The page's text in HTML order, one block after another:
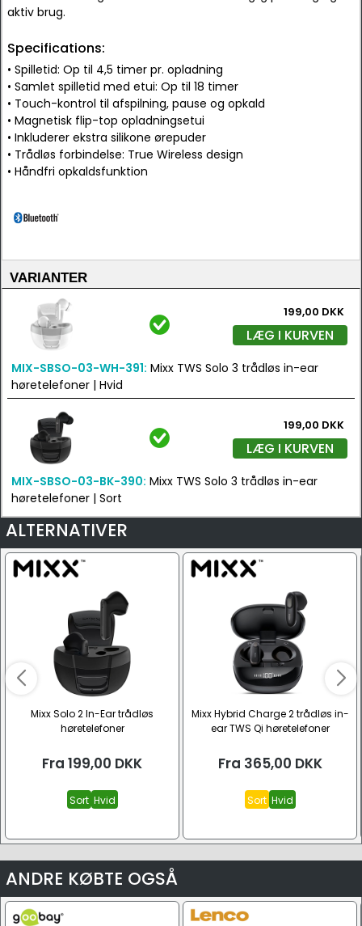
aktiv brug.
Specifications:
• Spilletid: Op til 4,5 timer pr. opladning
• Samlet spilletid med etui: Op til 18 timer
• Touch-kontrol til afspilning, pause og opkald
• Magnetisk flip-top opladningsetui
• Inkluderer ekstra silikone ørepuder
• Trådløs forbindelse: True Wireless design
• Håndfri opkaldsfunktion
VARIANTER
199,00 DKK
LÆG I KURVEN
MIX-SBSO-03-WH-391: Mixx TWS Solo 3 trådløs in-ear
høretelefoner | Hvid
199,00 DKK
LÆG I KURVEN
MIX-SBSO-03-BK-390: Mixx TWS Solo 3 trådløs in-ear
høretelefoner | Sort
ALTERNATIVER
Mixx Solo 2 In-Ear trådløs
høretelefoner
Fra 199,00 DKK
Sort Hvid
Mixx Hybrid Charge 2 trådløs in-
ear TWS Qi høretelefoner
Fra 365,00 DKK
Sort Hvid
ANDRE KØBTE OGSÅ